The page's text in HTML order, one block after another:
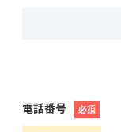
電話番号 必須